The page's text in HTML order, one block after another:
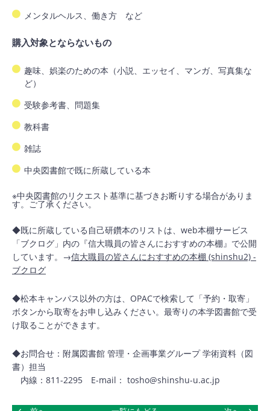
メンタルヘルス、働き方 など
購入対象とならないもの
趣味、娯楽のための本（小説、エッセイ、マンガ、写真集な
ど）
受験参考書、問題集
教科書
雑誌
中央図書館で既に所蔵している本
※中央図書館のリクエスト基準に基づきお断りする場合がありま
す。ご了承ください。
◆既に所蔵している自己研鑽本のリストは、web本棚サービス
「ブクログ」内の『信大職員の皆さんにおすすめの本棚』で公開
しています。→信大職員の皆さんにおすすめの本棚 (shinshu2) -
ブクログ
◆松本キャンパス以外の方は、OPACで検索して「予約・取寄」
ボタンから取寄をお申し込みください。最寄りの本学図書館で受
け取ることができます。
◆お問合せ：附属図書館 管理・企画事業グループ 学術資料（図
書）担当
内線：811-2295 E-mail： tosho@shinshu-u.ac.jp